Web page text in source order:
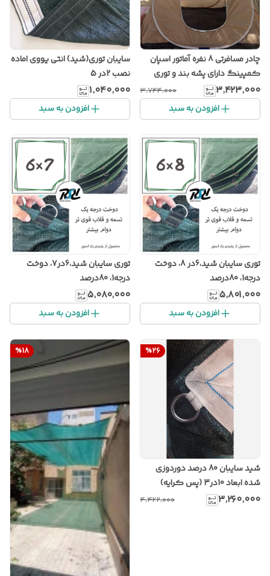
چادر مسافرتی 8 نفره آماتور اسپان
کمپینگ دارای پشه بند و توری
درب و پنجره
۳٬۴۲۳٬۰۰۰ ۳٬۷۴۴٬۰۰۰
افزودن به سبد
سایبان توری(شید) انتی یووی اماده
نصب 2در 5
۱٬۰۴۰٬۰۰۰
افزودن به سبد
توری سایبان شید،6در 8، دوخت
درجه1، 80درصد
۵٬۸۰۱٬۰۰۰
افزودن به سبد
توری سایبان شید،6در7، دوخت
درجه1، 80درصد
۵٬۰۸۰٬۰۰۰
افزودن به سبد
%26
شید سایبان 80 درصد دوردوزی
شده ابعاد 10در3 (پس کرایه)
۳٬۲۶۰٬۰۰۰ ۴٬۴۲۲٬۰۰۰
%18